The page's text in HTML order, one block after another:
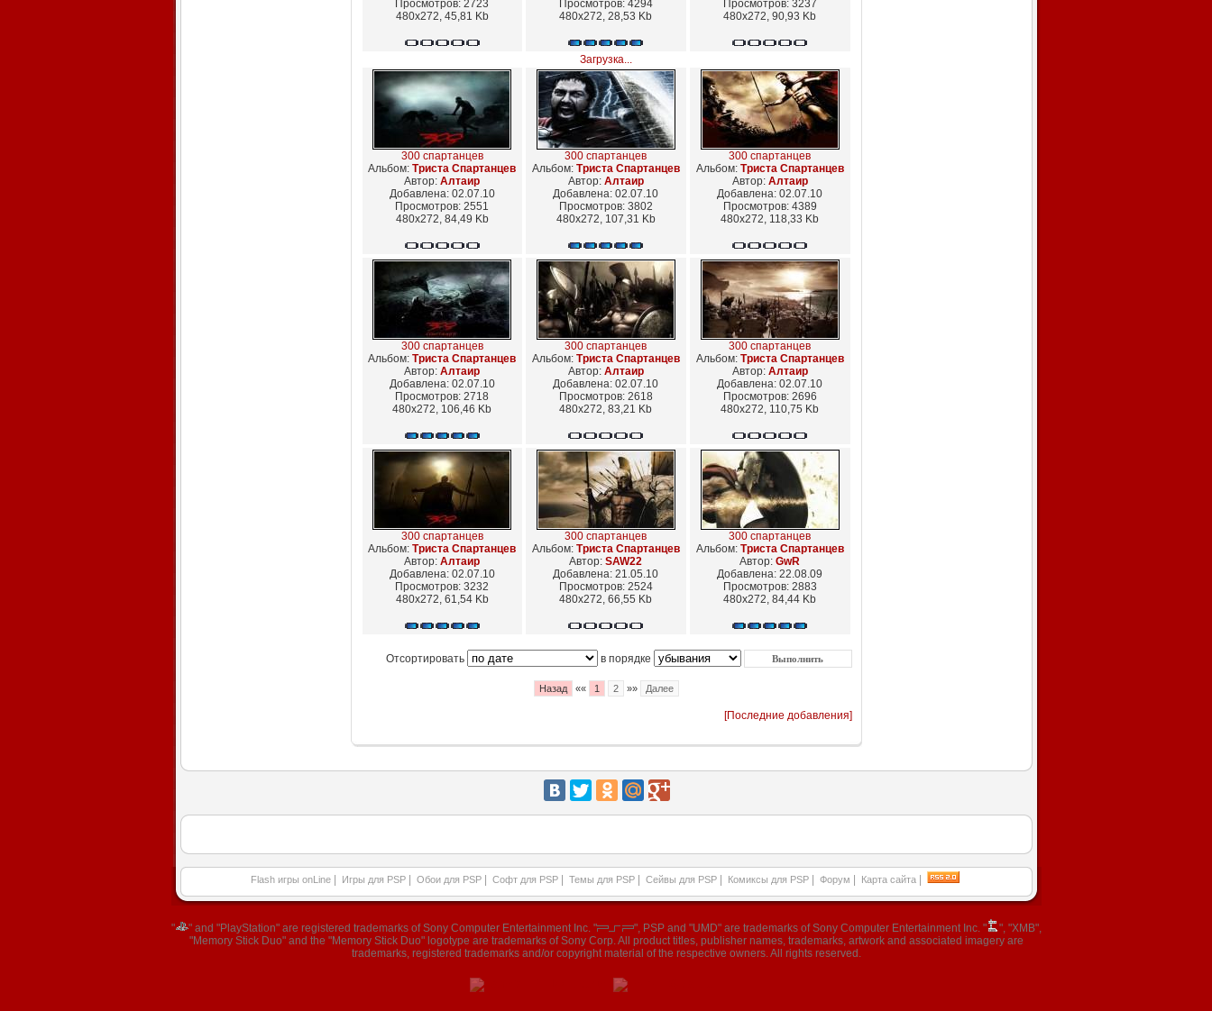
Просмотров: 2723
480x272, 45,81 Kb
Просмотров: 4294
480x272, 28,53 Kb
Просмотров: 3237
480x272, 90,93 Kb
Загрузка...
300 спартанцев
Альбом: Триста Спартанцев
Автор: Алтаир
Добавлена: 02.07.10
Просмотров: 2551
480x272, 84,49 Kb
300 спартанцев
Альбом: Триста Спартанцев
Автор: Алтаир
Добавлена: 02.07.10
Просмотров: 3802
480x272, 107,31 Kb
300 спартанцев
Альбом: Триста Спартанцев
Автор: Алтаир
Добавлена: 02.07.10
Просмотров: 4389
480x272, 118,33 Kb
300 спартанцев
Альбом: Триста Спартанцев
Автор: Алтаир
Добавлена: 02.07.10
Просмотров: 2718
480x272, 106,46 Kb
300 спартанцев
Альбом: Триста Спартанцев
Автор: Алтаир
Добавлена: 02.07.10
Просмотров: 2618
480x272, 83,21 Kb
300 спартанцев
Альбом: Триста Спартанцев
Автор: Алтаир
Добавлена: 02.07.10
Просмотров: 2696
480x272, 110,75 Kb
300 спартанцев
Альбом: Триста Спартанцев
Автор: Алтаир
Добавлена: 02.07.10
Просмотров: 3232
480x272, 61,54 Kb
300 спартанцев
Альбом: Триста Спартанцев
Автор: SAW22
Добавлена: 21.05.10
Просмотров: 2524
480x272, 66,55 Kb
300 спартанцев
Альбом: Триста Спартанцев
Автор: GwR
Добавлена: 22.08.09
Просмотров: 2883
480x272, 84,44 Kb
Отсортировать в порядке
Назад «« 1 2 »» Далее
[Последние добавления]
Flash игры onLine Игры для PSP Обои для PSP Софт для PSP Темы для PSP Сейвы для PSP Комиксы для PSP Форум Карта сайта
" " and "PlayStation" are registered trademarks of Sony Computer Entertainment Inc. " ", PSP and "UMD" are trademarks of Sony Computer Entertainment Inc. "
", "XMB",
"Memory Stick Duo" and the "Memory Stick Duo" logotype are trademarks of Sony Corp. All product titles, publisher names, trademarks, artwork and associated imagery are
trademarks, registered trademarks and/or copyright material of the respective owners. All rights reserved.